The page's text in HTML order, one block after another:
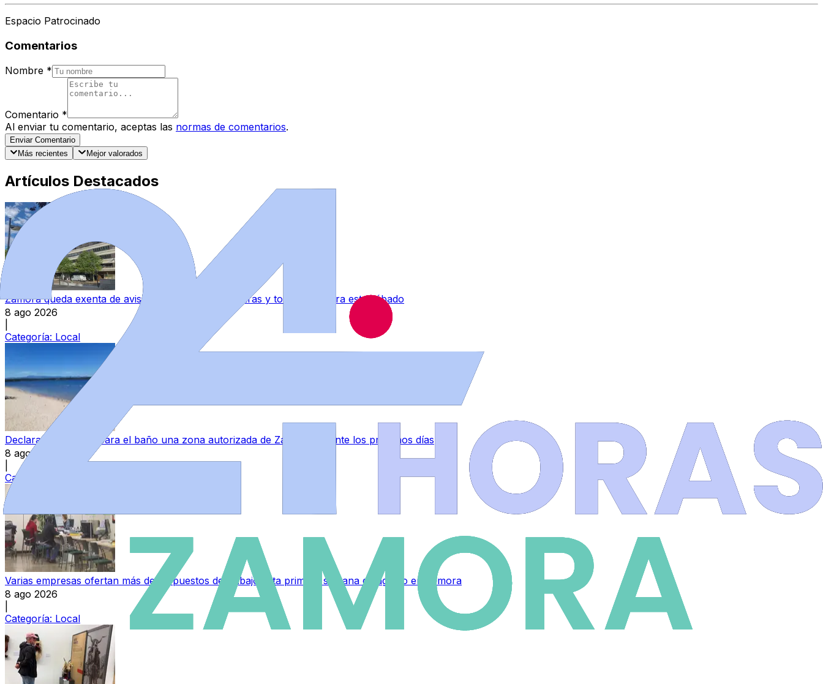
Espacio Patrocinado
Comentarios
Nombre *
Comentario *
Al enviar tu comentario, aceptas las normas de comentarios.
Enviar Comentario
Más recientes
Mejor valorados
Artículos Destacados
Zamora queda exenta de avisos por altas temperaturas y tormentas para este sábado
8 ago 2026
Categoría: Local
Declarada ‘no apta’ para el baño una zona autorizada de Zamora durante los próximos días
8 ago 2026
Categoría:
Varias empresas ofertan más de 30 puestos de trabajo esta primera semana de agosto en Zamora
8 ago 2026
Categoría: Local